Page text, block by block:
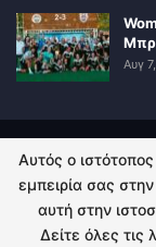
Αυγ
© 2026
Αυτός ο
εμπειρία σας
αυτή στην
Δείτε όλες τις